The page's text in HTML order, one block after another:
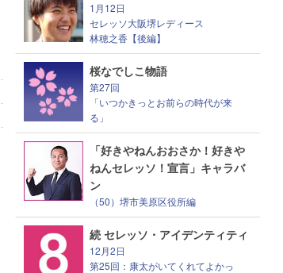
1月12日
セレッソ大阪堺レディース
林穂之香【後編】
桜なでしこ物語
第27回
「いつかきっとお前らの時代が来
る」
「好きやねんおおさか！好きや
ねんセレッソ！宣言」キャラバ
ン
（50）堺市美原区役所編
続 セレッソ・アイデンティティ
12月2日
第25回：康太がいてくれてよかっ